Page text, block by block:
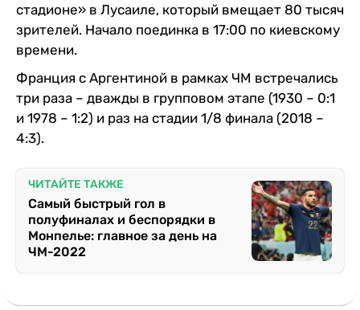
стадионе» в Лусаиле, который вмещает 80 тысяч
зрителей. Начало поединка в 17:00 по киевскому
времени.
Франция с Аргентиной в рамках ЧМ встречались
три раза – дважды в групповом этапе (1930 – 0:1
и 1978 – 1:2) и раз на стадии 1/8 финала (2018 –
4:3).
ЧИТАЙТЕ ТАКЖЕ
Самый быстрый гол в
полуфиналах и беспорядки в
Монпелье: главное за день на
ЧМ-2022